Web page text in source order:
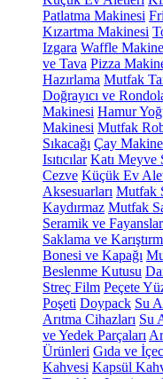
Patlatma Makinesi
Kızartma Makinesi
Izgara Waffle
ve Tava Pizza
Hazırlama Mutfak
Doğrayıcı ve
Makinesi Hamur
Makinesi Mutfak
Sıkacağı Çay
Isıtıcılar Katı Meyve
Cezve Küçük Ev
Aksesuarları Mutfak
Kaydırmaz Mutfak
Seramik ve
Saklama ve
Bonesi ve Kapağı
Beslenme Kutusu
Streç Film Peçete
Poşeti Doypack Su
Arıtma Cihazları Su
ve Yedek Parçaları
Ürünleri Gıda ve
Kahvesi Kapsül